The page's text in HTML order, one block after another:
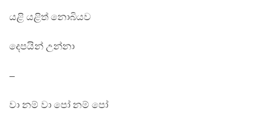
යළි යළිත් නොබියව
දෙපයින් උන්නා
–
වා නම් වා පෝ නම් පෝ